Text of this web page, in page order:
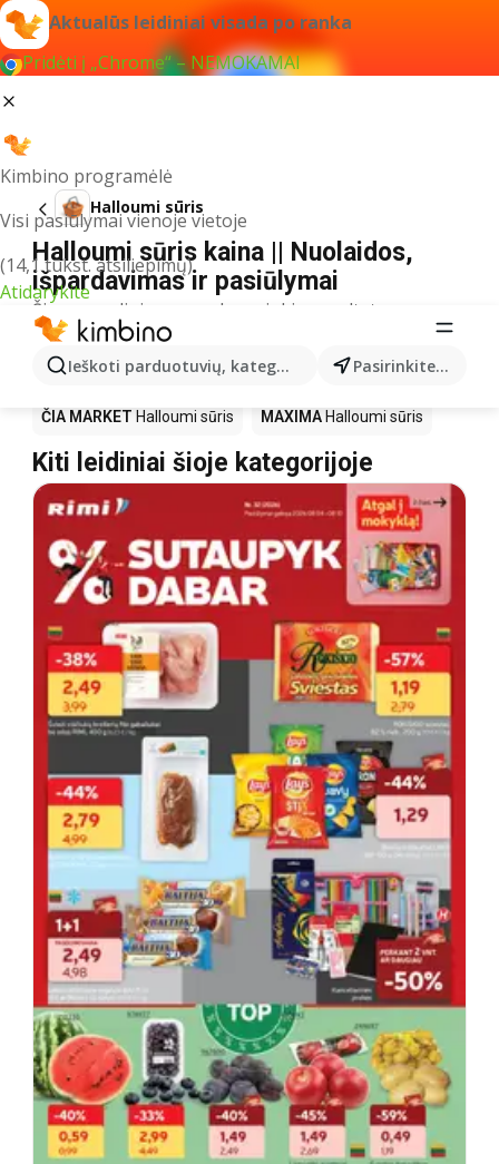
Aktualūs leidiniai visada po ranka
Pridėti į „Chrome“ – NEMOKAMAI
Kimbino programėlė
Visi pasiūlymai vienoje vietoje
(14,1 tūkst. atsiliepimų)
Atidarykite
Ieškoti parduotuvių, kategorijų, produktų... Pasirinkite miestą
Halloumi sūris
Halloumi sūris kaina || Nuolaidos,
išpardavimas ir pasiūlymai
Šiuo pavadinimu neradome jokių rezultatų
Akcija Halloumi sūris – kur
nusipirkti?
ČIA MARKET Halloumi sūris MAXIMA Halloumi sūris
Kiti leidiniai šioje kategorijoje